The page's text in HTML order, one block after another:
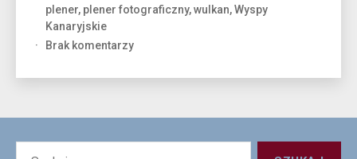
plener, plener fotograficzny,wulkan,Wyspy
Kanaryjskie
Brak komentarzydo
Palma